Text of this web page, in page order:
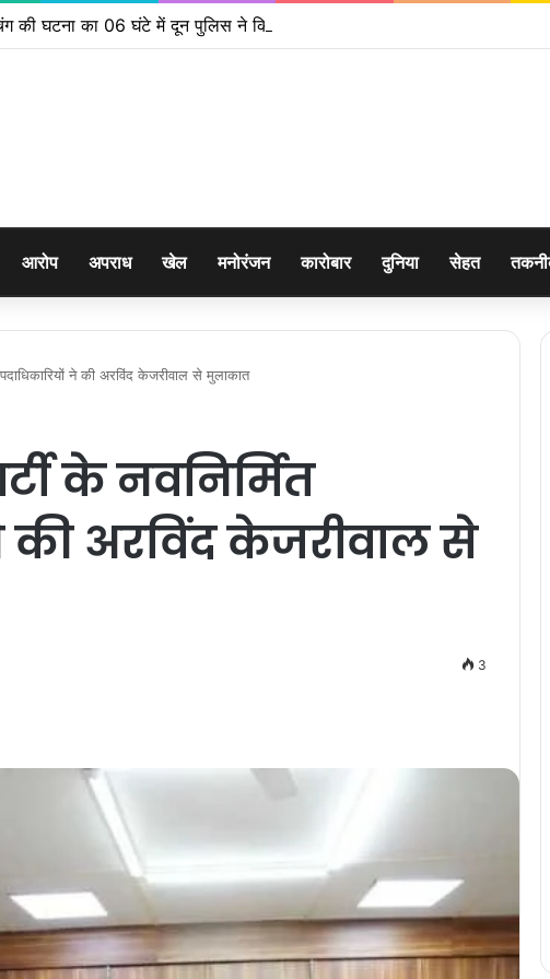
की घटना का 06 घंटे में दून पुलिस ने किया खुलासा
आरोप अपराध खेल मनोरंजन कारोबार दुनिया सेहत
पदाधिकारियों ने की अरविंद केजरीवाल से मुलाकात
के नवनिर्मित
की अरविंद केजरीवाल से
3